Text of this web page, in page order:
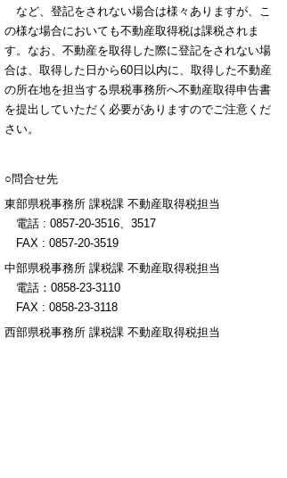
など、登記をされない場合は様々ありますが、こ
の様な場合においても不動産取得税は課税されま
す。なお、不動産を取得した際に登記をされない場
合は、取得した日から60日以内に、取得した不動産
の所在地を担当する県税事務所へ不動産取得申告書
を提出していただく必要がありますのでご注意くだ
さい。
○問合せ先
東部県税事務所 課税課 不動産取得税担当
電話 : 0857-20-3516、3517
FAX : 0857-20-3519
中部県税事務所 課税課 不動産取得税担当
電話：0858-23-3110
FAX : 0858-23-3118
西部県税事務所 課税課 不動産取得税担当